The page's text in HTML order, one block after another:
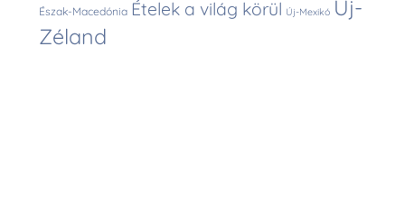
Észak-Macedónia Ételek a világ körül Új-Mexikó Új-
Zéland